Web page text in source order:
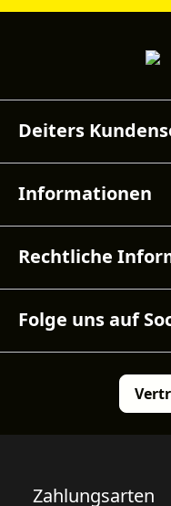
Deiters
Informationen
Rechtliche
Folge uns auf
Zahlungsarten